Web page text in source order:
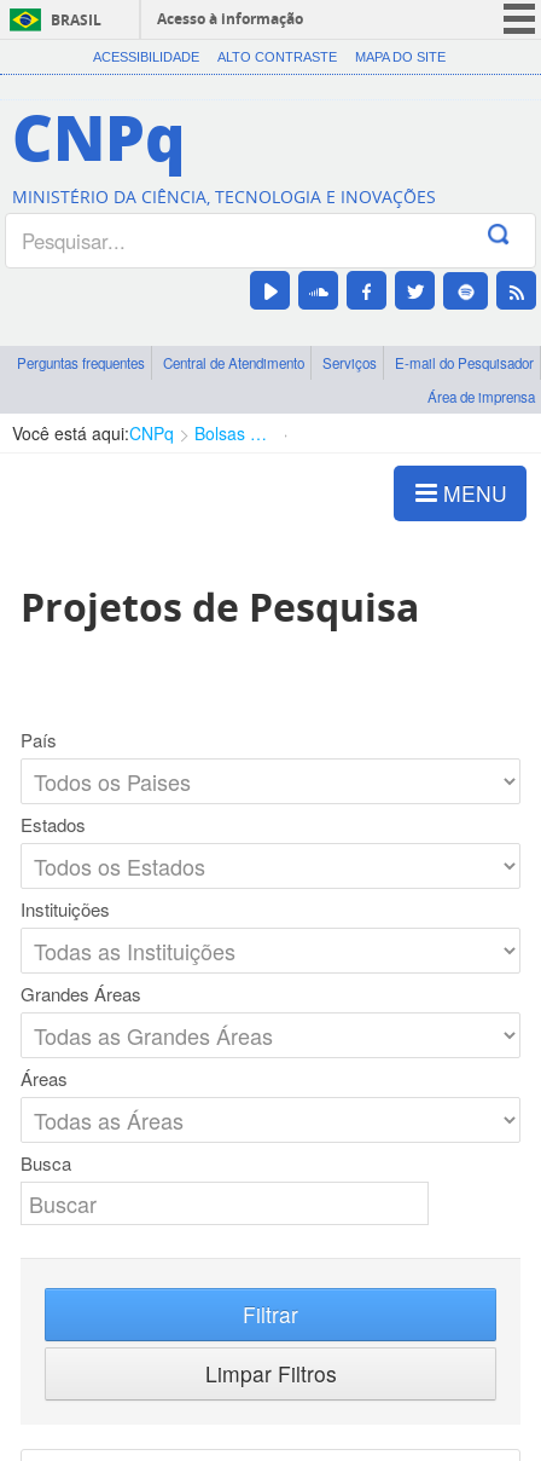
BRASIL
Acesso à informação
CORONAVÍRUS (COVID-19)
Canais
ACESSIBILIDADE ALTO CONTRASTE MAPA DO SITE
CNPq
MINISTÉRIO DA CIÊNCIA, TECNOLOGIA E INOVAÇÕES
Perguntas frequentes Central de Atendimento Serviços
E-mail do Pesquisador
Área de imprensa
Você está aqui:CNPq Bolsas e Auxílios Vigentes
MENU
Projetos de Pesquisa
País
Estados
Instituições
Grandes Áreas
Áreas
Busca
Filtrar
Limpar Filtros